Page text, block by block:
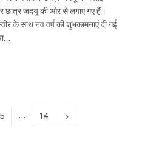
छात्र जदयू की ओर से लगाए गए हैं।
के साथ नव वर्ष की शुभकामनाएं दी गई
5 … 14 Next